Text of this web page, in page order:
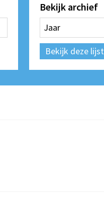
Bekijk archief
Bekijk deze lijst